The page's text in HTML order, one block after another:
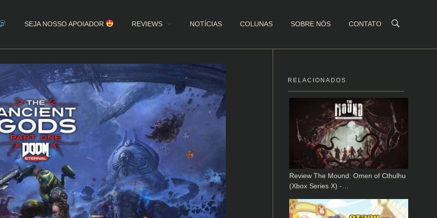
SEJA NOSSO APOIADOR REVIEWS NOTÍCIAS COLUNAS SOBRE NÓS CONTATO
RELACIONADOS
Review The Mound: Omen of Cthulhu
(Xbox Series X) -…